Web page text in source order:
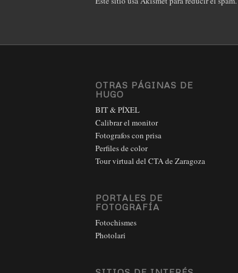
OTRAS PÁGINAS DE
HUGO
BIT & PÍXEL
Calibrar el monitor
Fotografos con prisa
Perfiles de color
Tour virtual del CTA de Zaragoza
PORTALES DE
FOTOGRAFÍA
Fotochismes
Photolari